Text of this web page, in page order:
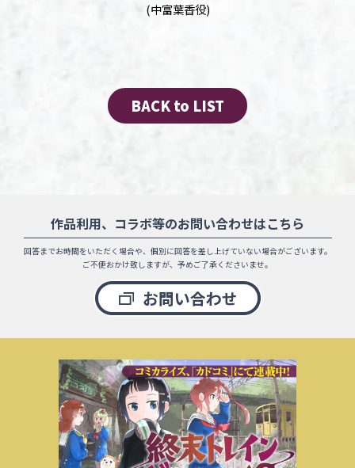
(中富葉香役)
BACK to LIST
作品利用、コラボ等のお問い合わせはこちら
回答までお時間をいただく場合や、 個別に回答を差し上げていない場合がございます。
ご不便おかけ致しますが、予めご了承くださいませ。